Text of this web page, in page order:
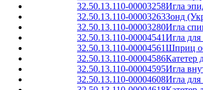
32.50.13.110-00003258Игла
32.50.13.110-00003263Зонд
32.50.13.110-00003280Игла
32.50.13.110-00004541Игла
32.50.13.110-00004561Шприц
32.50.13.110-00004586Катетер
32.50.13.110-00004595Игла
32.50.13.110-00004608Игла